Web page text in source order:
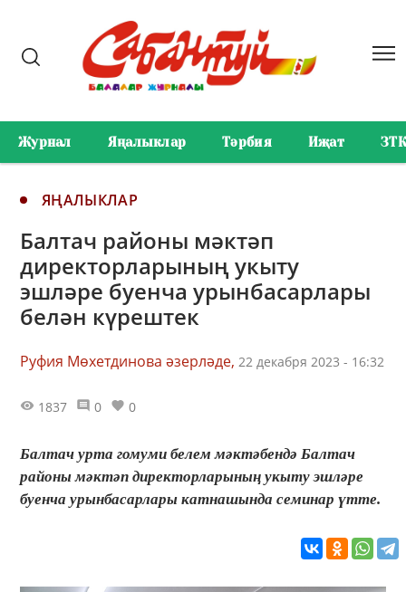
Журнал Яңалыклар Тәрбия Иҗат ЗТК
ЯҢАЛЫКЛАР
Балтач районы мәктәп
директорларының укыту
эшләре буенча урынбасарлары
белән күрештек
Руфия Мөхетдинова әзерләде, 22 декабря 2023 - 16:32
1837 0 0
Балтач урта гомуми белем мәктәбендә Балтач
районы мәктәп директорларының укыту эшләре
буенча урынбасарлары катнашында семинар үтте.